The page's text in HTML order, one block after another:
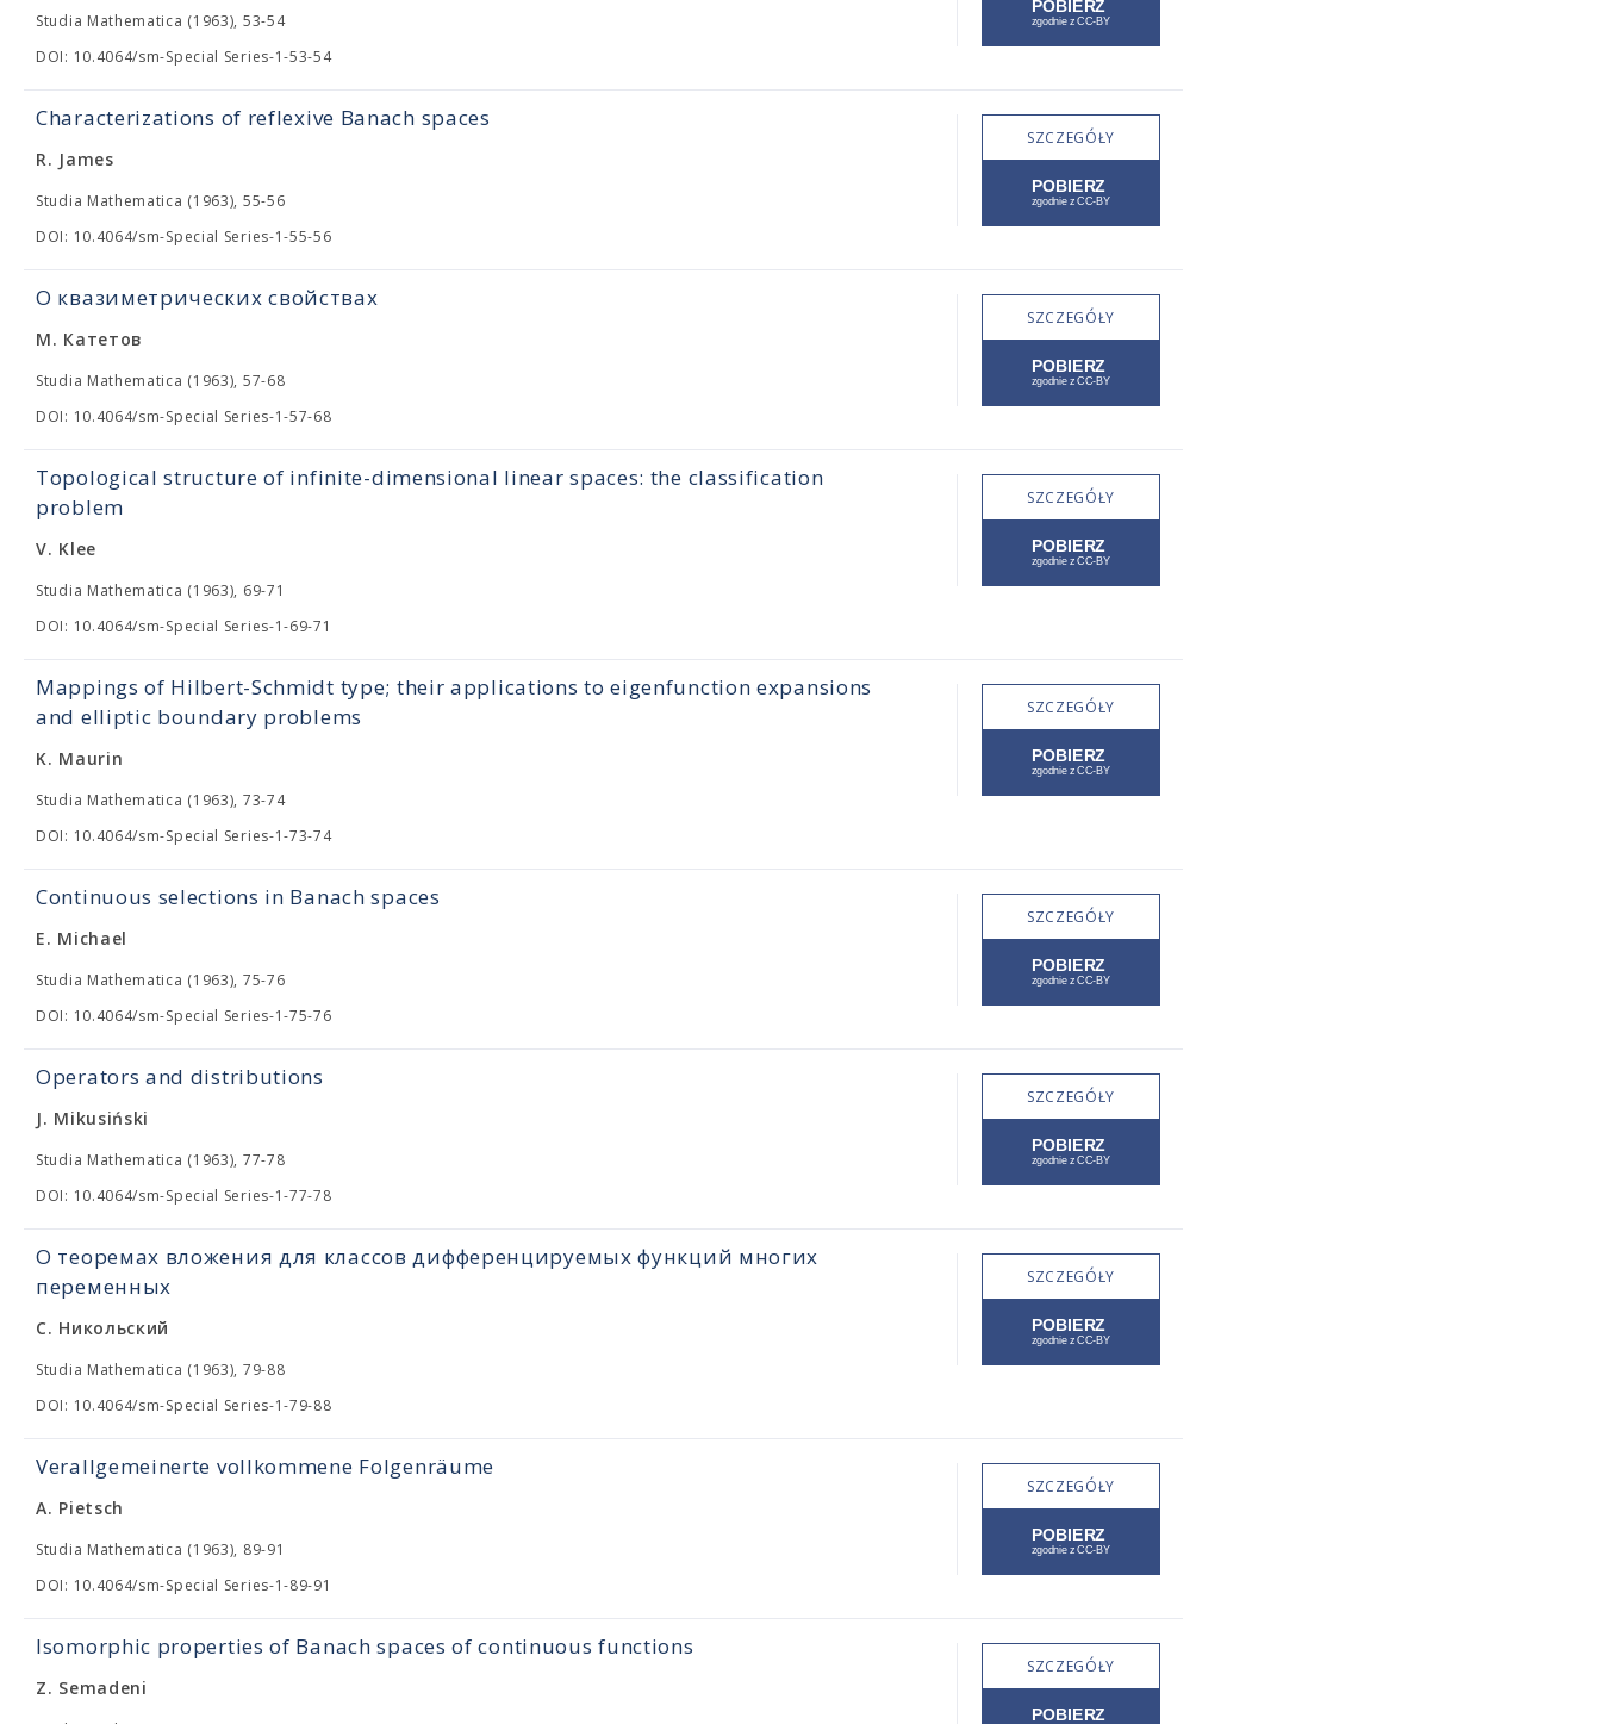
Studia Mathematica (1963), 53-54
DOI: 10.4064/sm-Special Series-1-53-54
Characterizations of reflexive Banach spaces
R. James
Studia Mathematica (1963), 55-56
DOI: 10.4064/sm-Special Series-1-55-56
SZCZEGÓŁY
О квазиметрических свойствах
М. Катетов
Studia Mathematica (1963), 57-68
DOI: 10.4064/sm-Special Series-1-57-68
SZCZEGÓŁY
Topological structure of infinite-dimensional linear spaces: the classification
problem
V. Klee
Studia Mathematica (1963), 69-71
DOI: 10.4064/sm-Special Series-1-69-71
SZCZEGÓŁY
Mappings of Hilbert-Schmidt type; their applications to eigenfunction expansions
and elliptic boundary problems
K. Maurin
Studia Mathematica (1963), 73-74
DOI: 10.4064/sm-Special Series-1-73-74
SZCZEGÓŁY
Continuous selections in Banach spaces
E. Michael
Studia Mathematica (1963), 75-76
DOI: 10.4064/sm-Special Series-1-75-76
SZCZEGÓŁY
Operators and distributions
J. Mikusiński
Studia Mathematica (1963), 77-78
DOI: 10.4064/sm-Special Series-1-77-78
SZCZEGÓŁY
О теоремах вложения для классов дифференцируемых функций многих
переменных
С. Никольский
Studia Mathematica (1963), 79-88
DOI: 10.4064/sm-Special Series-1-79-88
SZCZEGÓŁY
Verallgemeinerte vollkommene Folgenräume
A. Pietsch
Studia Mathematica (1963), 89-91
DOI: 10.4064/sm-Special Series-1-89-91
SZCZEGÓŁY
Isomorphic properties of Banach spaces of continuous functions
Z. Semadeni
SZCZEGÓŁY